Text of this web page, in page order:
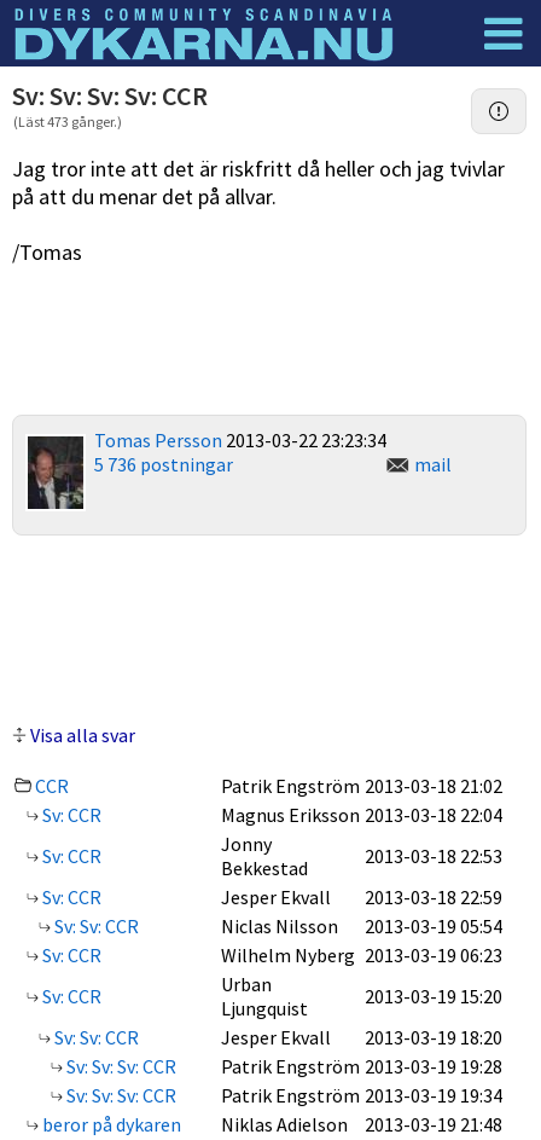
Dyknyheter Logga in
Sv: Sv: Sv: Sv: CCR
(Läst 473 gånger.)
Jag tror inte att det är riskfritt då heller och jag tvivlar
på att du menar det på allvar.
/Tomas
Tomas Persson 2013-03-22 23:23:34
5 736 postningar
mail
Visa alla svar
CCR Patrik Engström 2013-03-18 21:02
Sv: CCR
Magnus Eriksson 2013-03-18 22:04
Sv: CCR
Jonny
Bekkestad
2013-03-18 22:53
Sv: CCR
Jesper Ekvall
2013-03-18 22:59
Sv: Sv: CCR
Niclas Nilsson
2013-03-19 05:54
Sv: CCR
Wilhelm Nyberg 2013-03-19 06:23
Sv: CCR
Urban
Ljungquist
2013-03-19 15:20
Sv: Sv: CCR
Jesper Ekvall
2013-03-19 18:20
Sv: Sv: Sv: CCR
Patrik Engström 2013-03-19 19:28
Sv: Sv: Sv: CCR
Patrik Engström 2013-03-19 19:34
beror på dykaren
Niklas Adielson
2013-03-19 21:48